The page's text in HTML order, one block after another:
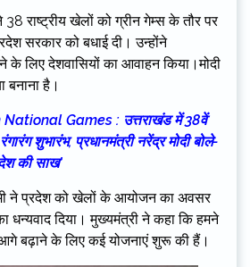
38 राष्ट्रीय खेलों को ग्रीन गेम्स के तौर पर
सरकार को बधाई दी। उन्होंने
के लिए देशवासियों का आवाहन किया।मोदी
बनाना है।
National Games : उत्तराखंड में 38वें
शुभारंभ, प्रधानमंत्री नरेंद्र मोदी बोले-
की साख’
ने प्रदेश को खेलों के आयोजन का अवसर
धन्यवाद दिया। मुख्यमंत्री ने कहा कि हमने
बढ़ाने के लिए कई योजनाएं शुरू की हैं।